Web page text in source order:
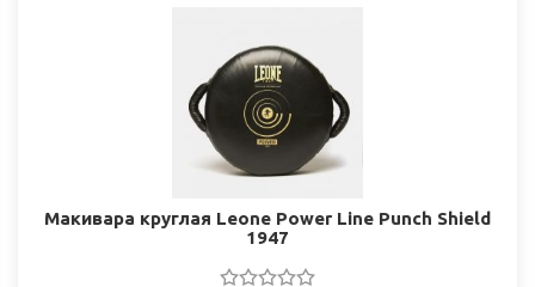
Макивара круглая Leone Power Line Punch Shield
1947